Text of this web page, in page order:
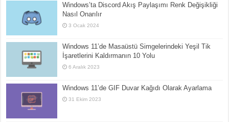
Windows’ta Discord Akış Paylaşımı Renk Değişikliği
Nasıl Onarılır
3 Ocak 2024
Windows 11’de Masaüstü Simgelerindeki Yeşil Tik
İşaretlerini Kaldırmanın 10 Yolu
6 Aralık 2023
Windows 11’de GIF Duvar Kağıdı Olarak Ayarlama
31 Ekim 2023